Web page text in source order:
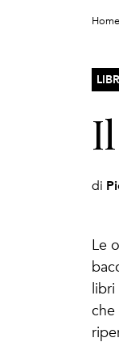
Home
di
Le
che